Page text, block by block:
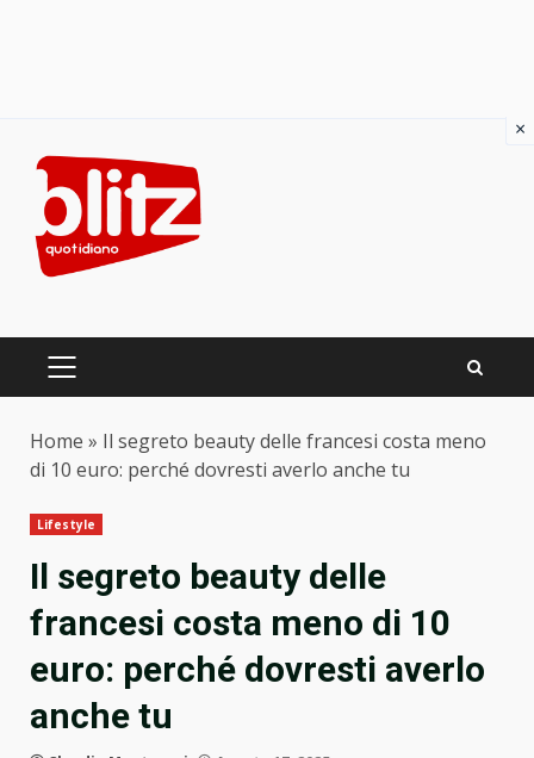
content
PRIMARY
Home » Il segreto beauty delle francesi costa meno
di 10 euro: perché dovresti averlo anche tu
Lifestyle
Il segreto beauty delle
francesi costa meno di 10
euro: perché dovresti averlo
anche tu
×